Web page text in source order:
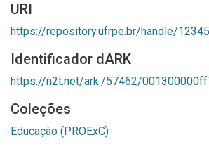
URI
https://repository.ufrpe.br/handle/
Identificador dARK
https://n2t.net/ark:/57462/
Coleções
Educação (PROExC)